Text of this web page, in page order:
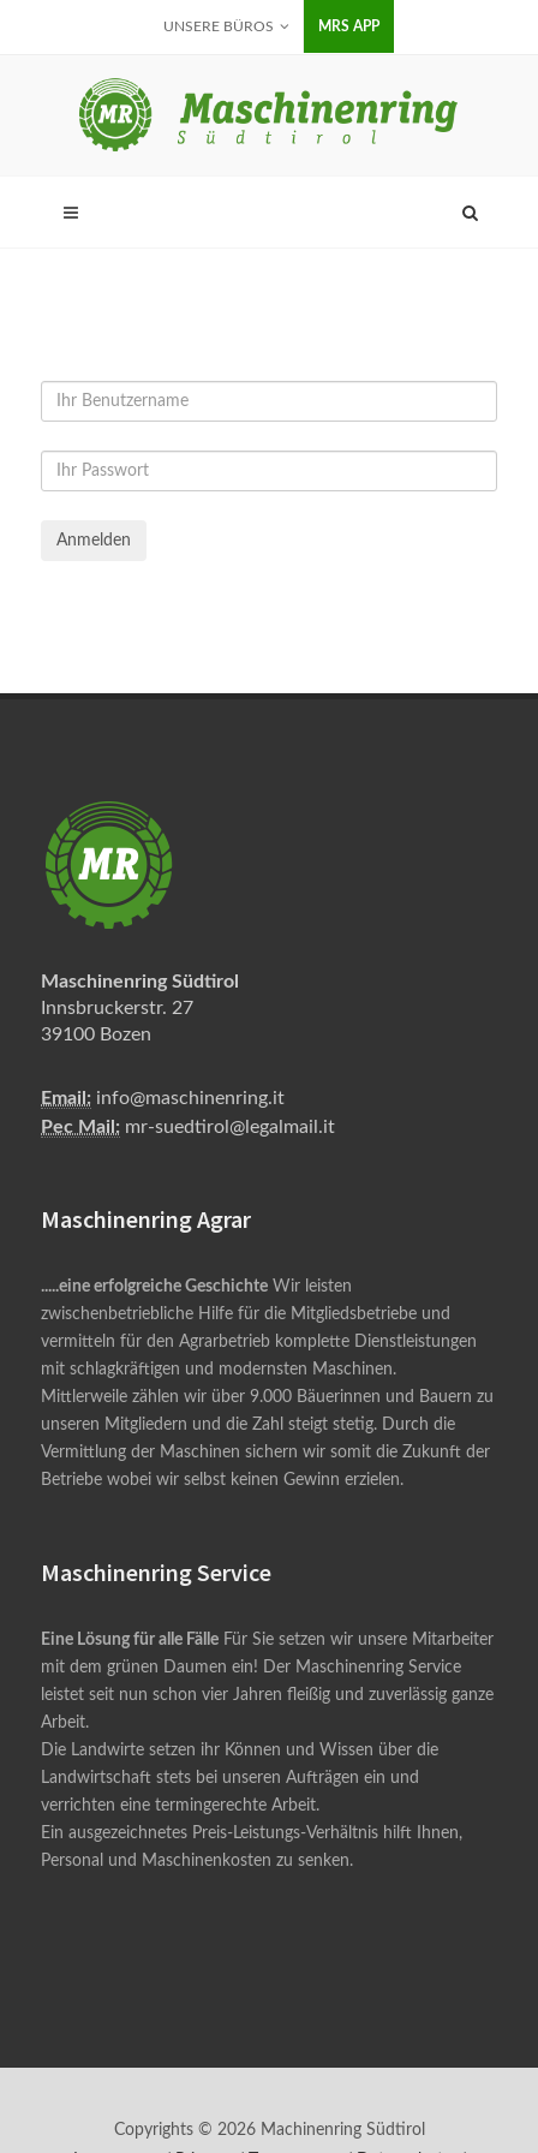
UNSERE BÜROS MRS APP
Anmelden
Maschinenring Südtirol
Innsbruckerstr. 27
39100 Bozen
Email: info@maschinenring.it
Pec Mail: mr-suedtirol@legalmail.it
Maschinenring Agrar
.....eine erfolgreiche Geschichte Wir leisten
zwischenbetriebliche Hilfe für die Mitgliedsbetriebe und
vermitteln für den Agrarbetrieb komplette Dienstleistungen
mit schlagkräftigen und modernsten Maschinen.
Mittlerweile zählen wir über 9.000 Bäuerinnen und Bauern zu
unseren Mitgliedern und die Zahl steigt stetig. Durch die
Vermittlung der Maschinen sichern wir somit die Zukunft der
Betriebe wobei wir selbst keinen Gewinn erzielen.
Maschinenring Service
Eine Lösung für alle Fälle Für Sie setzen wir unsere Mitarbeiter
mit dem grünen Daumen ein! Der Maschinenring Service
leistet seit nun schon vier Jahren fleißig und zuverlässig ganze
Arbeit.
Die Landwirte setzen ihr Können und Wissen über die
Landwirtschaft stets bei unseren Aufträgen ein und
verrichten eine termingerechte Arbeit.
Ein ausgezeichnetes Preis-Leistungs-Verhältnis hilft Ihnen,
Personal und Maschinenkosten zu senken.
Copyrights © 2026 Machinenring Südtirol